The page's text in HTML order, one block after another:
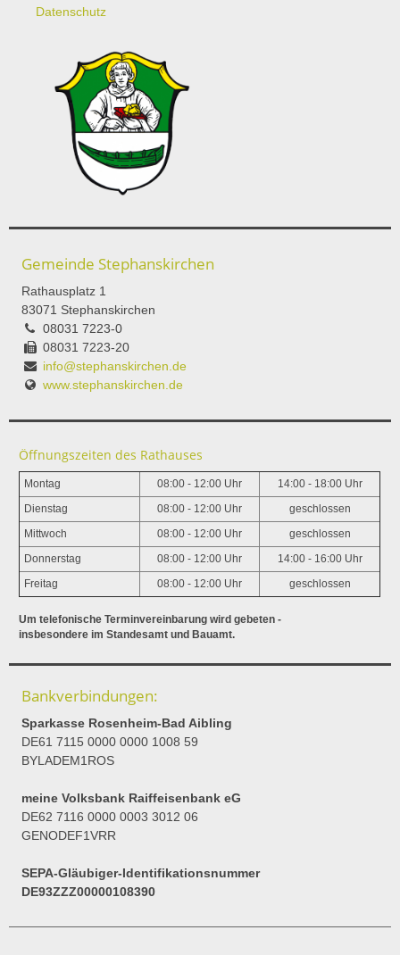
Datenschutz
Gemeinde Stephanskirchen
Rathausplatz 1
83071 Stephanskirchen
08031 7223-0
08031 7223-20
info@stephanskirchen.de
www.stephanskirchen.de
Öffnungszeiten des Rathauses
Montag 08:00 - 12:00 Uhr 14:00 - 18:00 Uhr
Dienstag 08:00 - 12:00 Uhr geschlossen
Mittwoch 08:00 - 12:00 Uhr geschlossen
Donnerstag 08:00 - 12:00 Uhr 14:00 - 16:00 Uhr
Freitag 08:00 - 12:00 Uhr geschlossen
Um telefonische Terminvereinbarung wird gebeten -
insbesondere im Standesamt und Bauamt.
Bankverbindungen:
Sparkasse Rosenheim-Bad Aibling
DE61 7115 0000 0000 1008 59
BYLADEM1ROS
meine Volksbank Raiffeisenbank eG
DE62 7116 0000 0003 3012 06
GENODEF1VRR
SEPA-Gläubiger-Identifikationsnummer
DE93ZZZ00000108390